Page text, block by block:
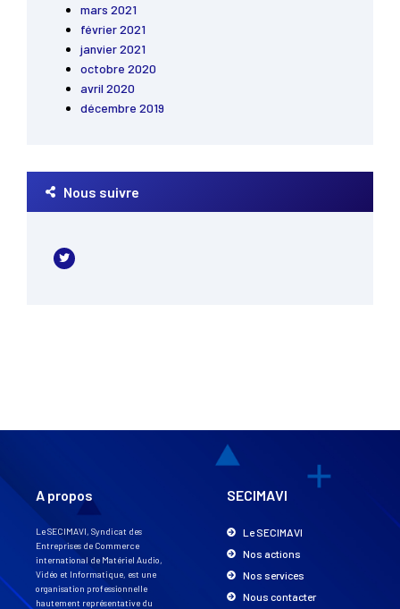
mars 2021
février 2021
janvier 2021
octobre 2020
avril 2020
décembre 2019
Nous suivre
A propos
Le SECIMAVI, Syndicat des
Entreprises de Commerce
international de Matériel Audio,
Vidéo et Informatique, est une
organisation professionnelle
hautement représentative du
SECIMAVI
Le SECIMAVI
Nos actions
Nos services
Nous contacter